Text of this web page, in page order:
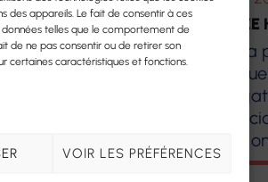
des appareils. Le fait de consentir à ces
telles que le comportement de
de ne pas consentir ou de retirer son
certaines caractéristiques et fonctions.
VOIR LES PRÉFÉRENCES
D’ÉPARGNE À
À ST SERNIN
la remise du
au
PMR que
Pour
(APF)